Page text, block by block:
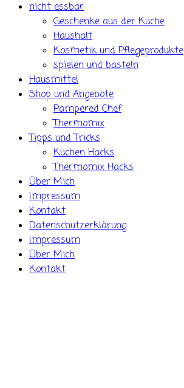
nicht essbar
Geschenke aus der Küche
Haushalt
Kosmetik und Pflegeprodukte
spielen und basteln
Hausmittel
Shop und Angebote
Pampered Chef
Thermomix
Tipps und Tricks
Küchen Hacks
Thermomix Hacks
Über Mich
Impressum
Kontakt
Datenschutzerklärung
Impressum
Über Mich
Kontakt